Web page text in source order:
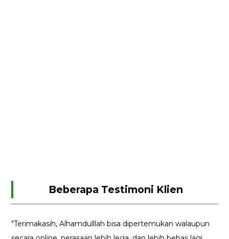
Beberapa Testimoni Klien
"Terimakasih, Alhamdulllah bisa dipertemukan walaupun